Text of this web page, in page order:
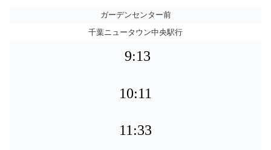
ガーデンセンター前
千葉ニュータウン中央駅行
9:13
10:11
11:33